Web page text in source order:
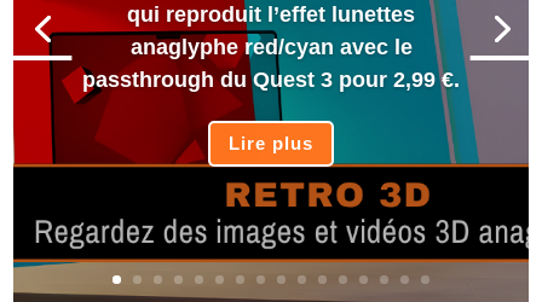
qui reproduit l’effet lunettes
anaglyphe red/cyan avec le
passthrough du Quest 3 pour 2,99 €.
Lire plus